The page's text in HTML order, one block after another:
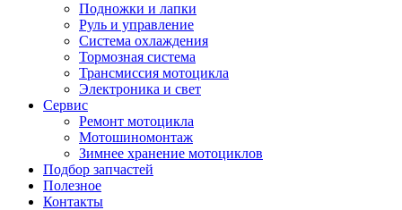
Подножки и лапки
Руль и управление
Система охлаждения
Тормозная система
Трансмиссия мотоцикла
Электроника и свет
Сервис
Ремонт мотоцикла
Мотошиномонтаж
Зимнее хранение мотоциклов
Подбор запчастей
Полезное
Контакты